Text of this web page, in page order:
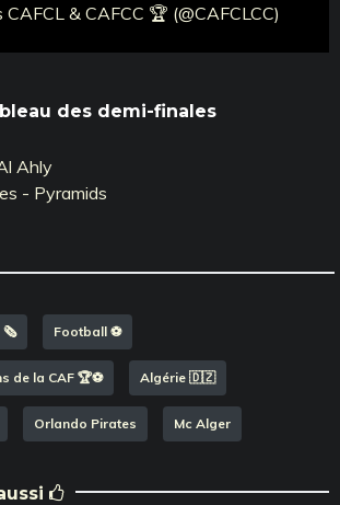
& CAFCC 🏆 (@CAFCLCC)
des demi-finales
Ahly
- Pyramids
🗞️ Football ⚽️
de la CAF 🏆⚽️ Algérie 🇩🇿
Orlando Pirates Mc Alger